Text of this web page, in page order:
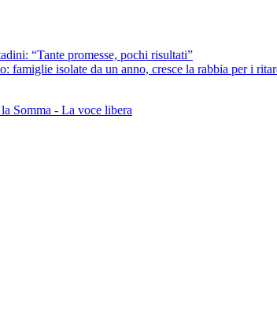
“Tante promesse, pochi risultati”
famiglie isolate da un anno, cresce la rabbia per i